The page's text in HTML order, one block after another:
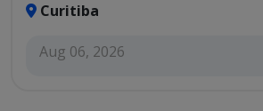
Curitiba
Aug 06, 2026